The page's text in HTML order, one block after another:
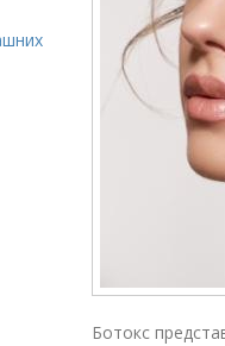
Ботокс